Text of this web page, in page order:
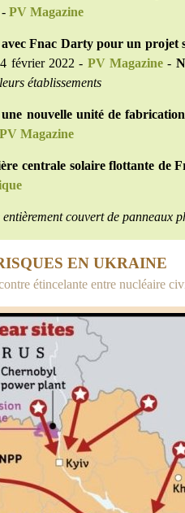
PV Magazine
avec Fnac Darty pour un projet
février 2022 - PV Magazine-
établissements
nouvelle unité de fabrication
Magazine
centrale solaire flottante de
couvert de panneaux
EN UKRAINE
étincelante entre nucléaire